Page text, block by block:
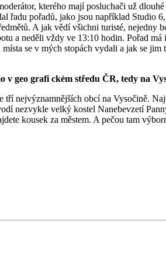
kterého mají posluchači už
pořadů, jako jsou například Studio
A jak vědí všichni turisté, nejedny
a neděli vždy ve 13:10 hodin. Pořad
se v mých stopách vydali a jak se
geo grafi ckém středu ČR, tedy na
nejvýznamnějších obcí na Vysočině.
nezvykle velký kostel Nanebevzetí
kousek za městem. A pečou tam